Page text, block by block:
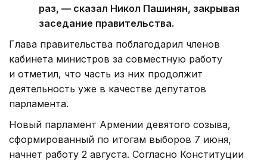
раз, — сказал Никол Пашинян, закрывая
заседание правительства.
Глава правительства поблагодарил членов
кабинета министров за совместную работу
и отметил, что часть из них продолжит
деятельность уже в качестве депутатов
парламента.
Новый парламент Армении девятого созыва,
сформированный по итогам выборов 7 июня,
начнет работу 2 августа. Согласно Конституции